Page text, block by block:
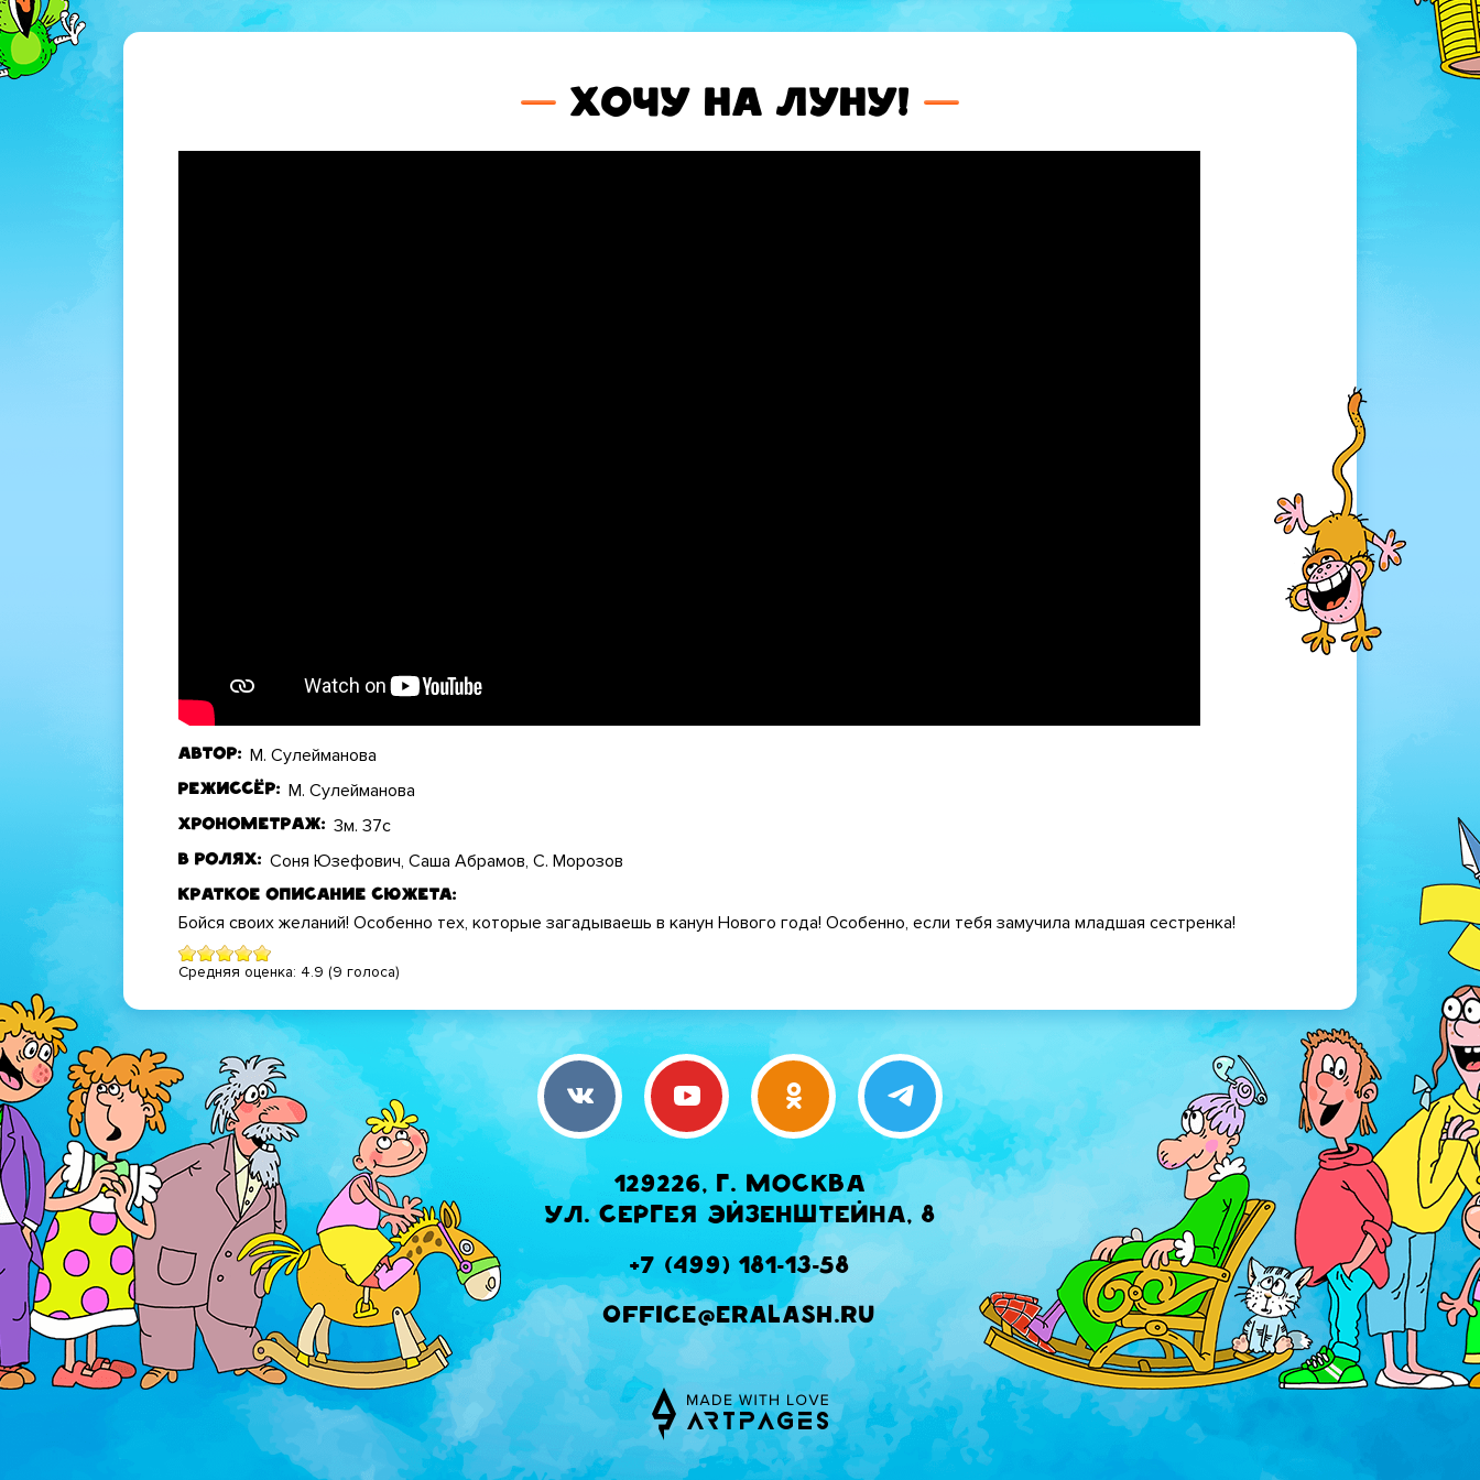
Хочу на луну!
Автор М. Сулейманова
Режиссёр М. Сулейманова
Хронометраж 3м. 37с
В ролях Соня Юзефович, Cаша Абрамов, С. Морозов
Краткое описание сюжета
Бойся своих желаний! Особенно тех, которые загадываешь в канун Нового года! Особенно, если тебя замучила младшая сестренка!
Средняя оценка: 4.9 (9 голоса)
129226, г. Москва
ул. Сергея Эйзенштейна, 8
+7 (499) 181-13-58
office@eralash.ru